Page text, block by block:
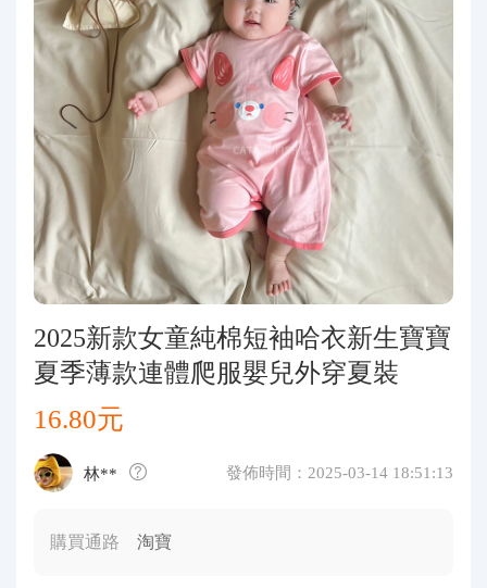
查詢運單
最新公告
物流資訊
代購問答
關於我們
2025新款女童純棉短袖哈衣新生寶寶
夏季薄款連體爬服嬰兒外穿夏裝
16.80元
林** 發佈時間：2025-03-14 18:51:13
購買通路 淘寶